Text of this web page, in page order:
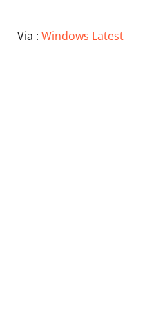
Via : Windows Latest